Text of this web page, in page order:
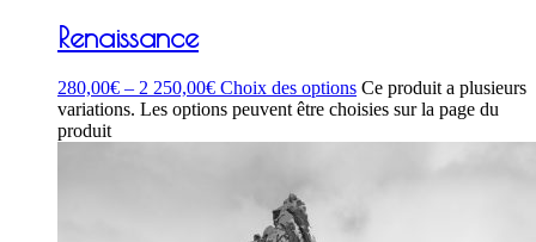
Renaissance
280,00€ – 2 250,00€ Choix des options Ce produit a plusieurs
variations. Les options peuvent être choisies sur la page du
produit